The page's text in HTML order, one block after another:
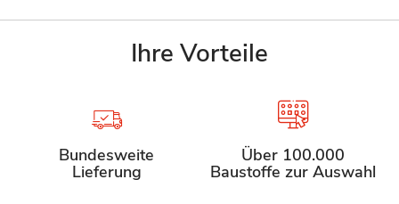
Ihre Vorteile
Bundesweite
Lieferung
Über 100.000
Baustoffe zur Auswahl